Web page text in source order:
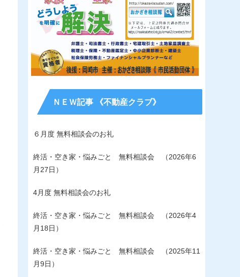
ＮＥＷ記事 《不動産クラブ》
６月度 無料相談会のお礼
終活・空き家・悩みごと 無料相談会 （2026年6
月27日）
4月度 無料相談会のお礼
終活・空き家・悩みごと 無料相談会 （2026年4
月18日）
終活・空き家・悩みごと 無料相談会 （2025年11
月9日）